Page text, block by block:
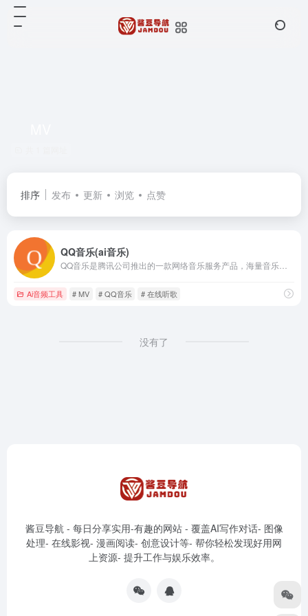
排序 发布 更新 浏览 点赞
QQ音乐(ai音乐)
Ai音频工具 # MV # QQ音乐 # 在线听歌
没有了
酱豆导航 - 每日分享实用-有趣的网站 - 覆盖AI写作对话- 图像
处理- 在线影视- 漫画阅读- 创意设计等- 帮你轻松发现好用网
上资源- 提升工作与娱乐效率。